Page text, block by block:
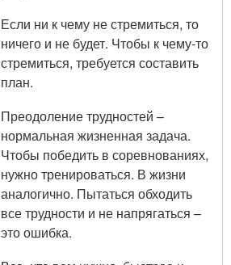
Если ни к чему не стремиться, то
ничего и не будет. Чтобы к чему-то
стремиться, требуется составить
план.
Преодоление трудностей –
нормальная жизненная задача.
Чтобы победить в соревнованиях,
нужно тренироваться. В жизни
аналогично. Пытаться обходить
все трудности и не напрягаться –
это ошибка.